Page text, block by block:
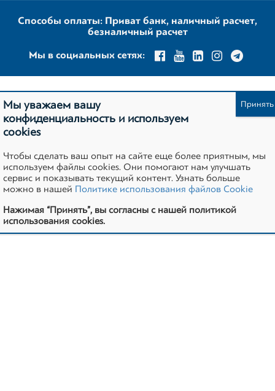
Способы оплаты: Приват банк, наличный расчет,
безналичный расчет
Мы в социальных сетях:
Заказать обратный звонок
Карта сайта Политика конфиденциальности
Сотрудничество и реклама
Сайт разработан маркетинговым агентством Муká
Мы уважаем вашу
конфиденциальность и используем
cookies
Чтобы сделать ваш опыт на сайте еще более приятным, мы
используем файлы cookies. Они помогают нам улучшать
сервис и показывать текущий контент. Узнать больше
можно в нашей Политике использования файлов Cookie
Нажимая “Принять”, вы согласны с нашей политикой
использования cookies.